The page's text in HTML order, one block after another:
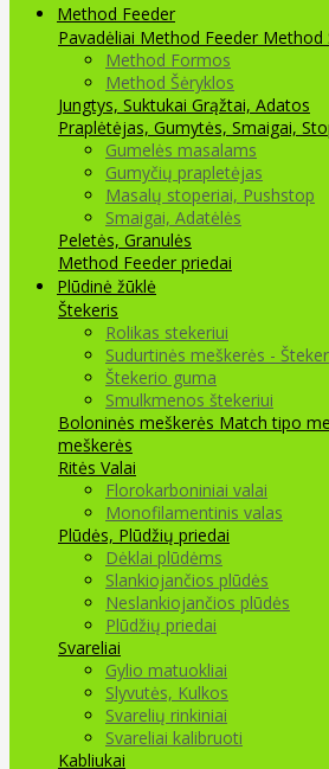
Method Feeder
Pavadėliai Method Feeder Method
Method Formos
Method Šėryklos
Jungtys, Suktukai Grąžtai, Adatos
Praplėtėjas, Gumytės, Smaigai,
Gumelės masalams
Gumyčių prapletėjas
Masalų stoperiai, Pushstop
Smaigai, Adatėlės
Peletės, Granulės
Method Feeder priedai
Plūdinė žūklė
Štekeris
Rolikas stekeriui
Sudurtinės meškerės -
Štekerio guma
Smulkmenos štekeriui
Boloninės meškerės Match tipo
meškerės
Ritės Valai
Florokarboniniai valai
Monofilamentinis valas
Plūdės, Plūdžių priedai
Dėklai plūdėms
Slankiojančios plūdės
Neslankiojančios plūdės
Plūdžių priedai
Svareliai
Gylio matuokliai
Slyvutės, Kulkos
Svarelių rinkiniai
Svareliai kalibruoti
Kabliukai